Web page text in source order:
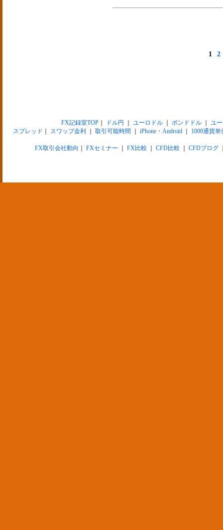
1 2
FX記録室TOP｜ ドル円 ユーロドル｜ ポンドドル｜ ユ
スプレッド
スワップ金利 取引可能時間 iPhone・Android 1000通貨単
FX取引会社動向 FXセミナー FX比較 CFD比較 CFDブログ